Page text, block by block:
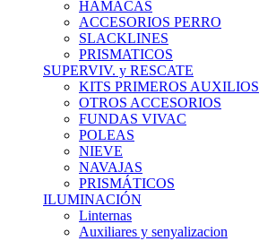
HAMACAS
ACCESORIOS PERRO
SLACKLINES
PRISMATICOS
SUPERVIV. y RESCATE
KITS PRIMEROS AUXILIOS
OTROS ACCESORIOS
FUNDAS VIVAC
POLEAS
NIEVE
NAVAJAS
PRISMÁTICOS
ILUMINACIÓN
Linternas
Auxiliares y senyalizacion